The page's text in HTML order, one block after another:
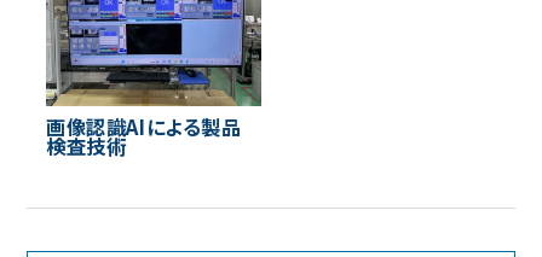
画像認識AIによる製品
検査技術